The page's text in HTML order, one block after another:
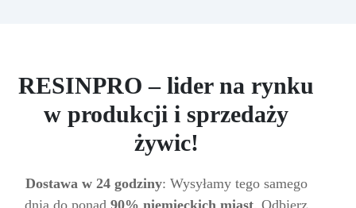
RESINPRO – lider na rynku
w produkcji i sprzedaży
żywic!
Dostawa w 24 godziny: Wysyłamy tego samego
dnia do ponad 90% niemieckich miast. Odbierz